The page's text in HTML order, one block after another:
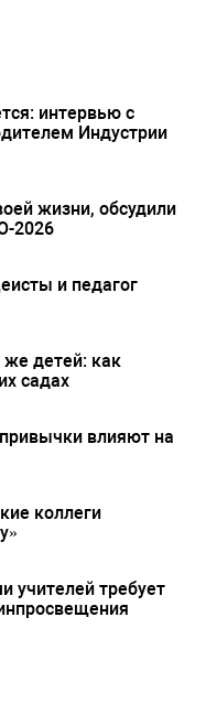
интервью с
Индустрии
жизни, обсудили
2026
и педагог
же детей: как
садах
влияют на
коллеги
учителей требует